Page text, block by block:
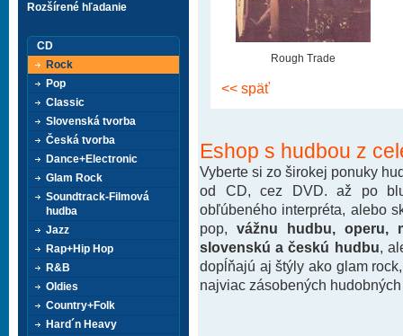
Rough Trade
<< späť
Eshop s hudbou z
Vyberte si zo širokej ponuky
od CD, cez DVD. až po
obľúbeného interpréta, alebo
pop, vážnu hudbu, operu,
slovenskú a českú hudbu ,
dopĺňajú aj štýly ako glam
najviac zásobených
Rozšírené hľadanie
CD
Rock
Pop
Classic
Slovenská tvorba
Česká tvorba
Dance+Electronic
Glam Rock
Soundtrack-Filmová
hudba
Jazz
Rap+Hip Hop
R&B
Oldies
Country+Folk
Hard´n Heavy